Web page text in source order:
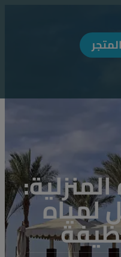
المتجر
لمياه